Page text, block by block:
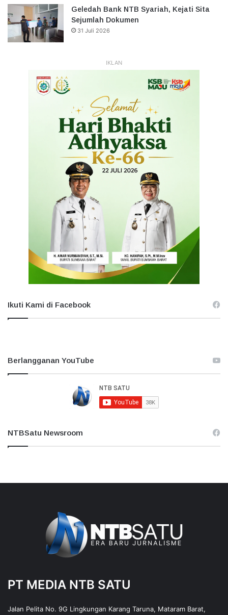
Geledah Bank NTB Syariah, Kejati Sita
Sejumlah Dokumen
31 Juli 2026
IKLAN
Ikuti Kami di Facebook
Berlangganan YouTube
NTBSatu Newsroom
PT MEDIA NTB SATU
Jalan Pelita No. 9G Lingkungan Karang Taruna, Mataram Barat,